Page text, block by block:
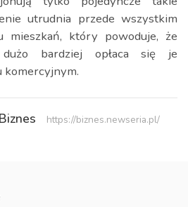
utrudnia przede wszystkim
mieszkań, który powoduje, że
dużo bardziej opłaca się je
https://biznes.newseria.pl/